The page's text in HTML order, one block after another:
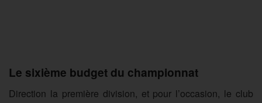
Le sixième budget du championnat
Direction la première division, et pour l’occasion, le club